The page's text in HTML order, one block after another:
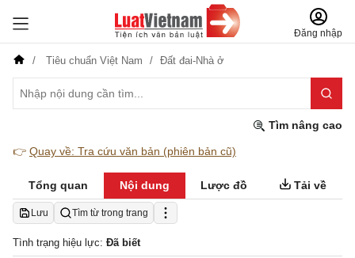
Đăng nhập
Tiêu chuẩn Việt Nam Đất đai-Nhà ở
Tìm nâng cao
👉 Quay về: Tra cứu văn bản (phiên bản cũ)
Tổng quan Nội dung Lược đồ Tải về
Lưu Tìm từ trong trang
Tình trạng hiệu lực: Đã biết